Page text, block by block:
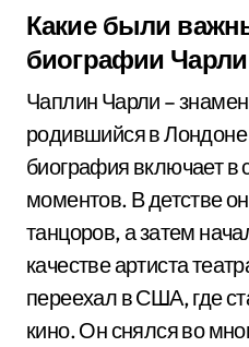
Какие были
биографии
Чаплин Чарли –
родившийся в Лондоне
биография включает в
моментов. В детстве
танцоров, а затем
качестве артиста
переехал в США, где
кино. Он снялся во